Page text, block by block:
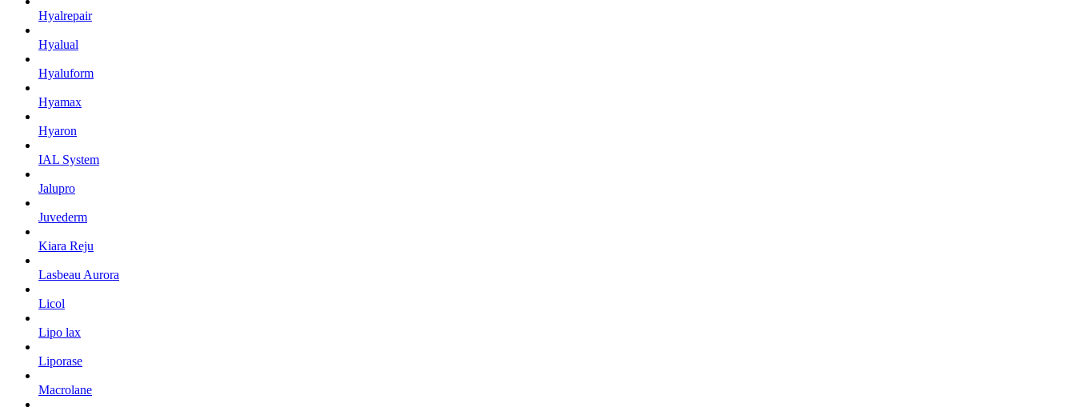
Hyalrepair
Hyalual
Hyaluform
Hyamax
Hyaron
IAL System
Jalupro
Juvederm
Kiara Reju
Lasbeau Aurora
Licol
Lipo lax
Liporase
Macrolane